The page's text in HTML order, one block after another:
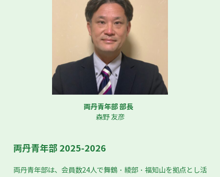
両丹青年部 部長
森野 友彦
両丹青年部 2025-2026
両丹青年部は、会員数24人で舞鶴・綾部・福知山を拠点とし活